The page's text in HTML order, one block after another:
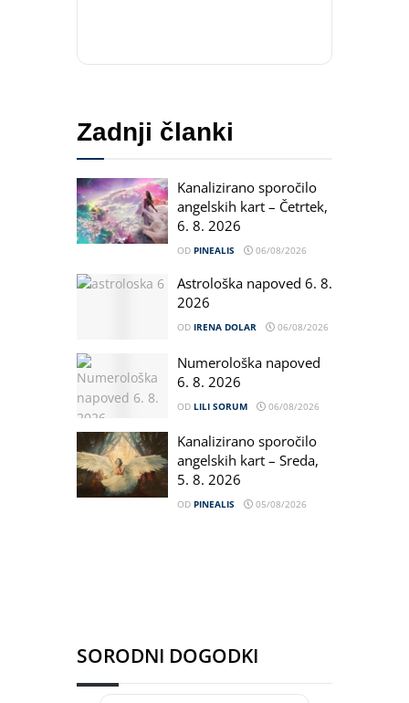
Zadnji članki
Kanalizirano sporočilo
angelskih kart – Četrtek,
6. 8. 2026
OD PINEALIS 06/08/2026
Astrološka napoved 6. 8.
2026
OD IRENA DOLAR 06/08/2026
Numerološka napoved
6. 8. 2026
OD LILI SORUM 06/08/2026
Kanalizirano sporočilo
angelskih kart – Sreda,
5. 8. 2026
OD PINEALIS 05/08/2026
SORODNI DOGODKI